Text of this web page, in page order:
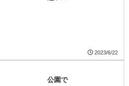
2023/6/22
公園で